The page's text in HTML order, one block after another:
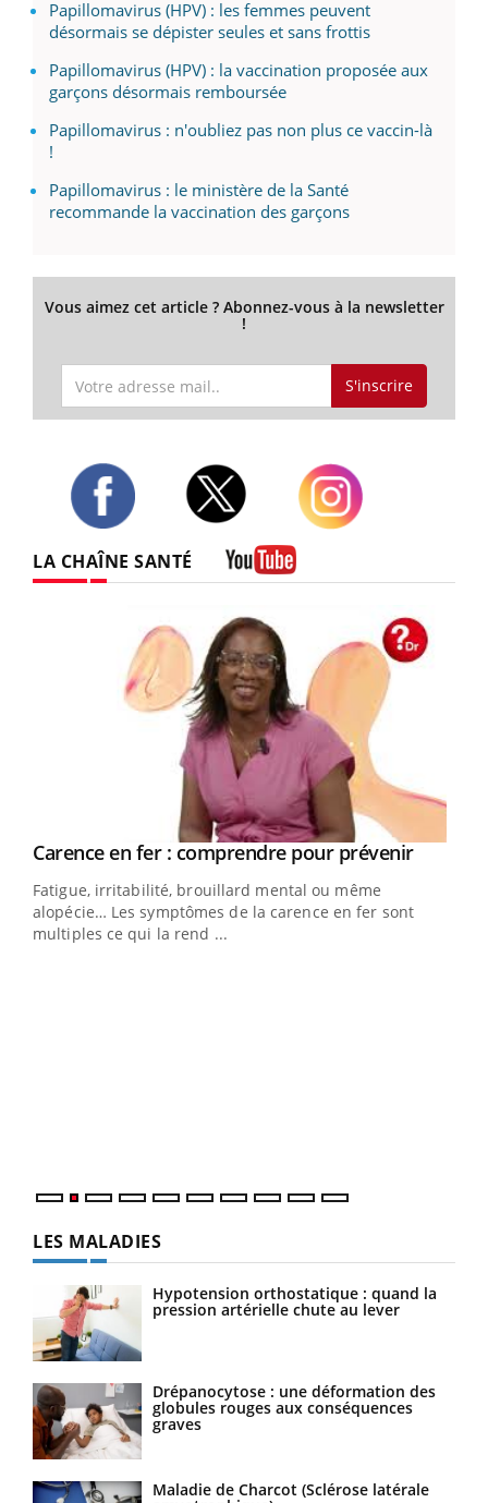
Papillomavirus (HPV) : les femmes peuvent
désormais se dépister seules et sans frottis
Papillomavirus (HPV) : la vaccination proposée aux
garçons désormais remboursée
Papillomavirus : n'oubliez pas non plus ce vaccin-là
!
Papillomavirus : le ministère de la Santé
recommande la vaccination des garçons
Vous aimez cet article ? Abonnez-vous à la newsletter
!
S'inscrire
LA CHAÎNE SANTÉ
Youtube
Carence en fer : comprendre pour prévenirYoutube
Fatigue, irritabilité, brouillard mental ou même
alopécie… Les symptômes de la carence en fer sont
multiples ce qui la rend ...
LES MALADIES
Hypotension orthostatique : quand la
pression artérielle chute au lever
Drépanocytose : une déformation des
globules rouges aux conséquences
graves
Maladie de Charcot (Sclérose latérale